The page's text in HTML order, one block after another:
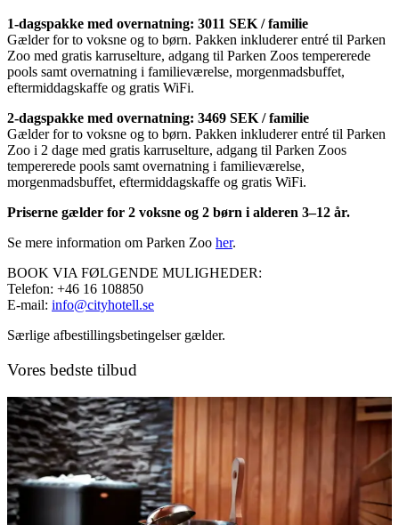
1-dagspakke med overnatning: 3011 SEK / familie
Gælder for to voksne og to børn. Pakken inkluderer entré til Parken
Zoo med gratis karruselture, adgang til Parken Zoos tempererede
pools samt overnatning i familieværelse, morgenmadsbuffet,
eftermiddagskaffe og gratis WiFi.
2-dagspakke med overnatning: 3469 SEK / familie
Gælder for to voksne og to børn. Pakken inkluderer entré til Parken
Zoo i 2 dage med gratis karruselture, adgang til Parken Zoos
tempererede pools samt overnatning i familieværelse,
morgenmadsbuffet, eftermiddagskaffe og gratis WiFi.
Priserne gælder for 2 voksne og 2 børn i alderen 3–12 år.
Se mere information om Parken Zoo her.
BOOK VIA FØLGENDE MULIGHEDER:
Telefon: +46 16 108850
E-mail: info@cityhotell.se
Særlige afbestillingsbetingelser gælder.
Vores bedste tilbud